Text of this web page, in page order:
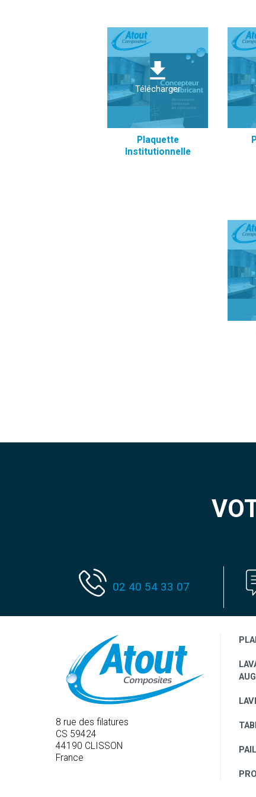
Télécharger
Plaquette
Institutionnelle
02 40 54 33 07
Produits spécifiques
8 rue des filatures
CS 59424
44190 CLISSON
France